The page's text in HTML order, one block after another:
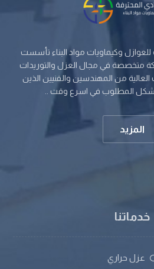
للعوازل وكيماويات مواد البناء تأسست
فنحن شركة متخصصة في مجال العزل والتوريدات
العالية من المهندسين والفنيين الذين
المطلوب في اسرع وقت ..
المزيد
خدماتنا
عزل حراري